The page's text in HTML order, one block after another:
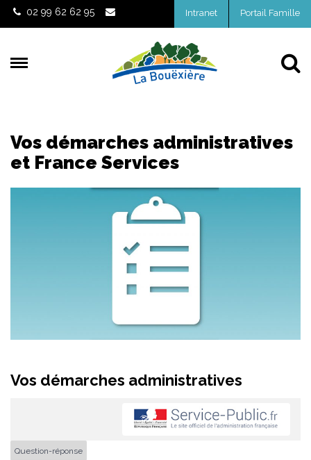
Gestion des traceurs
02 99 62 62 95 Intranet Portail Famille
Vos démarches administratives
et France Services
Vos démarches administratives
Question-réponse